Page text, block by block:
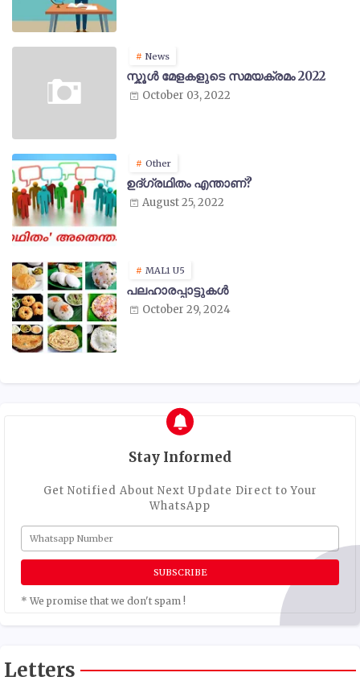
News
സ്കൂൾ മേളകളുടെ സമയക്രമം 2022
October 03, 2022
Other
ഉദ്ഗ്രഥിതം എന്താണ്?
August 25, 2022
MAL1 U5
പലഹാരപ്പാട്ടുകൾ
October 29, 2024
Stay Informed
Get Notified About Next Update Direct to Your
WhatsApp
* We promise that we don't spam !
Letters